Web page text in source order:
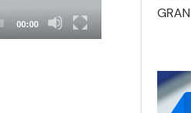
00:00